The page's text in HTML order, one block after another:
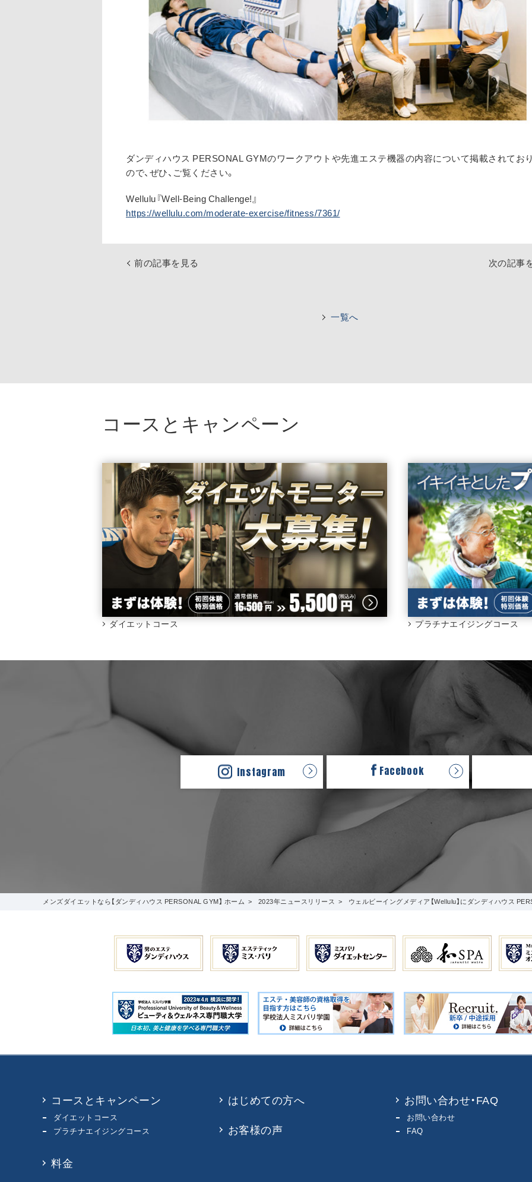
ダンディハウス PERSONAL GYMのワークアウトや先進エステ機器の内容について掲載されてお
ので、ぜひ、ご覧ください。
Wellulu『Well-Being Challenge!』
https://wellulu.com/moderate-exercise/fitness/7361/
前の記事を見る 次の記事
一覧へ
コースとキャンペーン
ダイエットコース プラチナエイジングコース
Instagram Facebook
メンズダイエットなら【ダンディハウス PERSONAL GYM】 ホーム 2023年ニュースリリース ウェルビーイングメディア【Wellulu】にダンディハウス
コースとキャンペーン
ダイエットコース
プラチナエイジングコース
料金
はじめての方へ
お客様の声
お問い合わせ・FAQ
お問い合わせ
FAQ